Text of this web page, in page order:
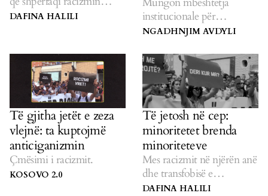
institucional kundër
DAFINA HALILI
institucionale për
komunitetet joshumicë.
NGADHNJIM AVDYLI
Të gjitha jetët e zeza
vlejnë: ta kuptojmë
anticiganizmin
Çmësimi i racizmit.
KOSOVO 2.0
Të jetosh në cep:
minoritetet brenda
minoriteteve
Mes racizmit në njërën anë
dhe transfobisë e
homofobisë në tjetrën.
DAFINA HALILI